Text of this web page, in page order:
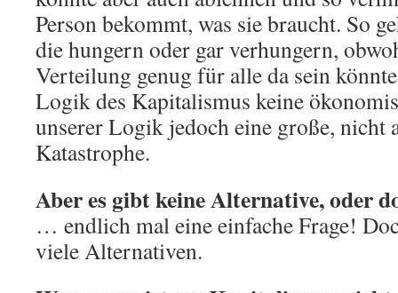
Person bekommt, was sie braucht. So
die hungern oder gar verhungern,
Verteilung genug für alle da sein
Logik des Kapitalismus keine
unserer Logik jedoch eine große, nicht
Katastrophe.
Aber es gibt keine Alternative, oder
… endlich mal eine einfache Frage!
viele Alternativen.